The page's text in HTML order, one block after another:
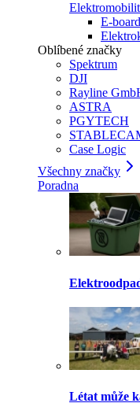
E-
Oblíbené značky
Spektrum
DJI
Rayline
ASTRA
PGYTECH
Case Logic
Všechny značky
Poradna
Létat může